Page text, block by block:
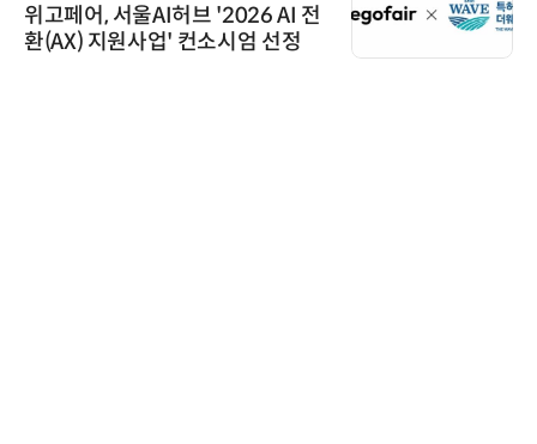
위고페어, 서울AI허브 '2026 AI 전
환(AX) 지원사업' 컨소시엄 선정